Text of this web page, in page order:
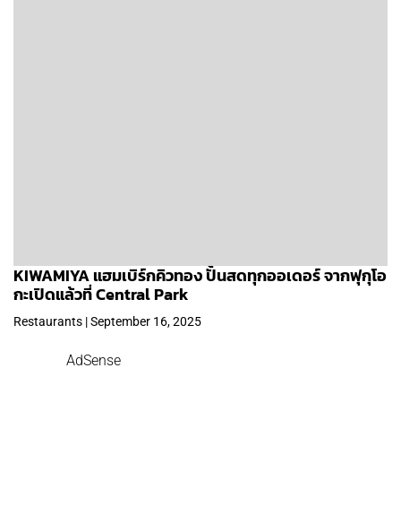
KIWAMIYA แฮมเบิร์กคิวทอง ปั้นสดทุกออเดอร์ จากฟุกุโอ
กะเปิดแล้วที่ Central Park
Restaurants | September 16, 2025
AdSense